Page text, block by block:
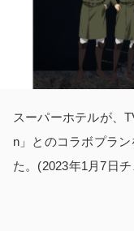
スーパーホテルが、
n」とのコラボプラ
た。(2023年1月7日